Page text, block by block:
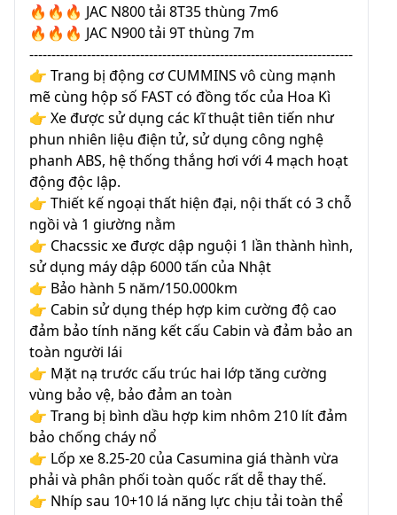
🔥🔥🔥 JAC N800 tải 8T35 thùng 7m6
🔥🔥🔥 JAC N900 tải 9T thùng 7m
-------------------------------------------------------------------------
👉 Trang bị động cơ CUMMINS vô cùng mạnh
mẽ cùng hộp số FAST có đồng tốc của Hoa Kì
👉 Xe được sử dụng các kĩ thuật tiên tiến như
phun nhiên liệu điện tử, sử dụng công nghệ
phanh ABS, hệ thống thắng hơi với 4 mạch hoạt
động độc lập.
👉 Thiết kế ngoại thất hiện đại, nội thất có 3 chỗ
ngồi và 1 giường nằm
👉 Chacssic xe được dập nguội 1 lần thành hình,
sử dụng máy dập 6000 tấn của Nhật
👉 Bảo hành 5 năm/150.000km
👉 Cabin sử dụng thép hợp kim cường độ cao
đảm bảo tính năng kết cấu Cabin và đảm bảo an
toàn người lái
👉 Mặt nạ trước cấu trúc hai lớp tăng cường
vùng bảo vệ, bảo đảm an toàn
👉 Trang bị bình dầu hợp kim nhôm 210 lít đảm
bảo chống cháy nổ
👉 Lốp xe 8.25-20 của Casumina giá thành vừa
phải và phân phối toàn quốc rất dễ thay thế.
👉 Nhíp sau 10+10 lá năng lực chịu tải toàn thể